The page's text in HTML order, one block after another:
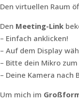
Den virtuellen Raum
Den Meeting-Link
– Einfach anklicken!
– Auf dem Display
– Bitte dein Mikro
– Deine Kamera nach
Um mich im